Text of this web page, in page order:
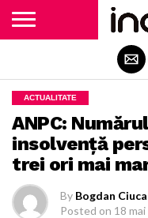
ACTUALITATE
ANPC:
insolvență
trei ori mai
By Bogdan Ciuca
Posted on 18
Exit